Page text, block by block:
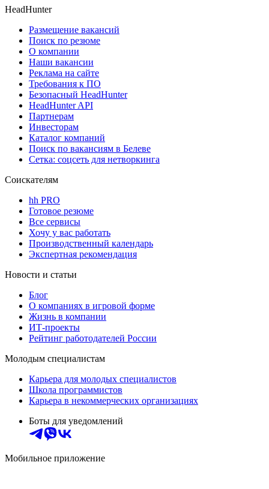
HeadHunter
Размещение вакансий
Поиск по резюме
О компании
Наши вакансии
Реклама на сайте
Требования к ПО
Безопасный HeadHunter
HeadHunter API
Партнерам
Инвесторам
Каталог компаний
Поиск по вакансиям в Белеве
Сетка: соцсеть для нетворкинга
Соискателям
hh PRO
Готовое резюме
Все сервисы
Хочу у вас работать
Производственный календарь
Экспертная рекомендация
Новости и статьи
Блог
О компаниях в игровой форме
Жизнь в компании
ИТ-проекты
Рейтинг работодателей России
Молодым специалистам
Карьера для молодых специалистов
Школа программистов
Карьера в некоммерческих организациях
Боты для уведомлений
Мобильное приложение